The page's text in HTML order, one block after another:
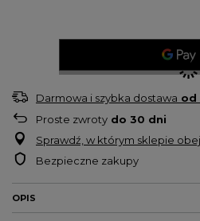
Darmowa i szybka dostawa od
Proste zwroty do 30 dni
Sprawdź, w którym sklepie
Bezpieczne zakupy
OPIS